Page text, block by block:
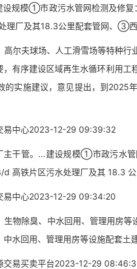
规模①市政污水管网检测及修
理厂及其18.3公里配套管网、③
夫球场、人工滑雪场等特种行
有序建设区域再生水循环利用
的实施建议，意见提出，到2025
中心2023-12-29 09:39:32
管。...建设规模①市政污水管
铁片区污水处理厂及其 18.3
中心2023-12-29 09:34:20
除臭、中水回用、管理用房等
水回用、管理用房等设施配套土
易买卖平台2023-12-29